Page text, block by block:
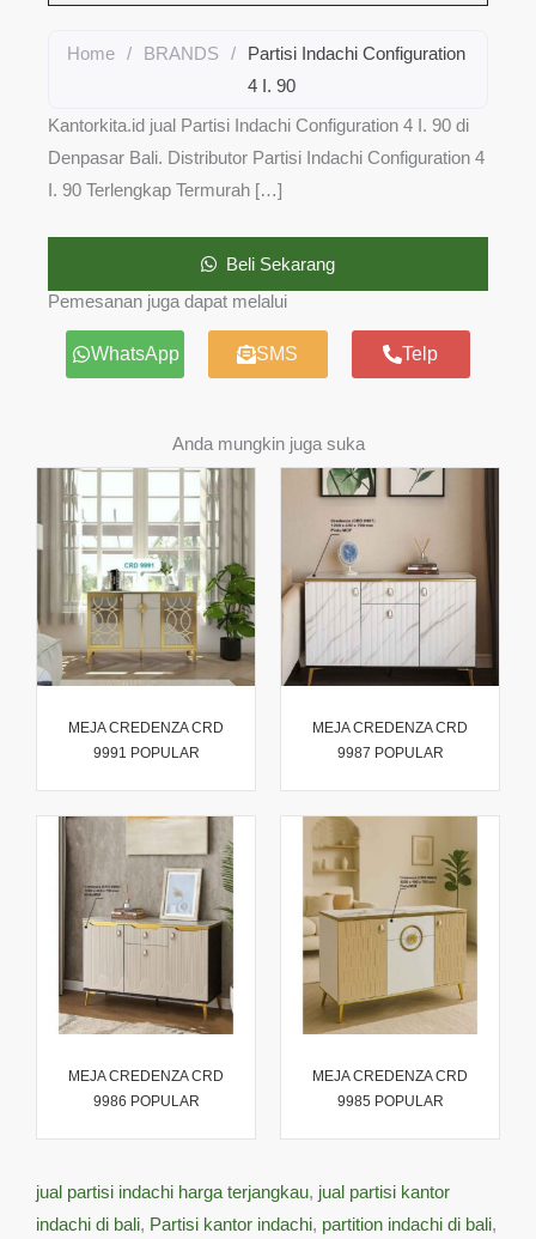
Home / BRANDS /
Partisi Indachi Configuration
4 I. 90
Kantorkita.id jual Partisi Indachi Configuration 4 I. 90 di
Denpasar Bali. Distributor Partisi Indachi Configuration 4
I. 90 Terlengkap Termurah […]
Beli Sekarang
Pemesanan juga dapat melalui
WhatsApp SMS Telp
Anda mungkin juga suka
MEJA CREDENZA CRD
9991 POPULAR
MEJA CREDENZA CRD
9987 POPULAR
MEJA CREDENZA CRD
9986 POPULAR
MEJA CREDENZA CRD
9985 POPULAR
jual partisi indachi harga terjangkau, jual partisi kantor
indachi di bali, Partisi kantor indachi, partition indachi di bali,